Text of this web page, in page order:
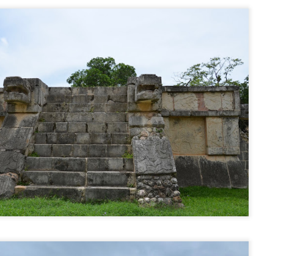
Oslo este capitala și cel mai mare oraș al Norvegiei.
Orașul a fost fondat în jurul anului 1040, la sfârșitul erei vikinge sub numele
de Anslo. În 1624, orașul a fost distrus de un incendiu uriaș, dar a fost
reconstruit și redenumit Christiania, după numele împăratului Christian al IV-
lea. Abia în 1925, Oslo și-a căpătat numele actual, după ce și-a extins
teritoriul.
JUN
18
Rothenburg ob der Tauber - cel mai frumos oras
medieval din Europa
Rothenburg ob der Tauber este un oraș din regiunea Franconia din landul
Bavaria și este unul dintre cele mai vizitate orașe ale Germaniei, datorită